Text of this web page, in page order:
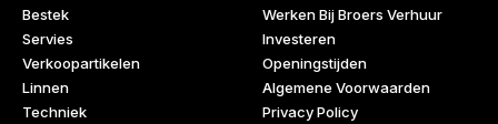
Bestek
Servies
Verkoopartikelen
Linnen
Techniek
Werken Bij Broers Verhuur
Investeren
Openingstijden
Algemene Voorwaarden
Privacy Policy